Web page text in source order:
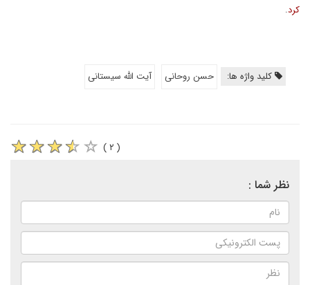
کرد.
کلید واژه ها: حسن روحانی آیت الله سیستانی
( ۲ )
نظر شما :